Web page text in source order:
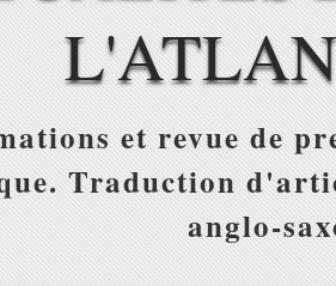
et revue de
Traduction
anglo-